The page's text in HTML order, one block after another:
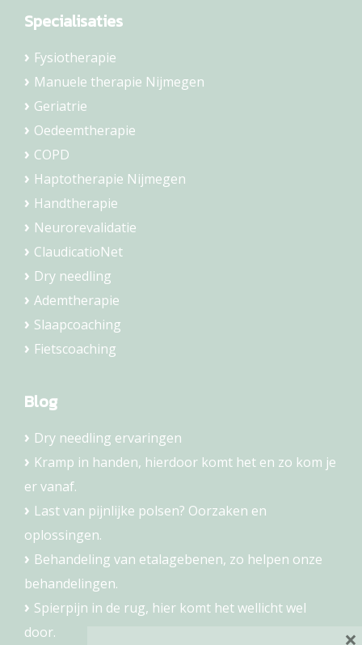
Specialisaties
Fysiotherapie
Manuele therapie Nijmegen
Geriatrie
Oedeemtherapie
COPD
Haptotherapie Nijmegen
Handtherapie
Neurorevalidatie
ClaudicatioNet
Dry needling
Ademtherapie
Slaapcoaching
Fietscoaching
Blog
Dry needling ervaringen
Kramp in handen, hierdoor komt het en zo kom je
er vanaf.
Last van pijnlijke polsen? Oorzaken en
oplossingen.
Behandeling van etalagebenen, zo helpen onze
behandelingen.
Spierpijn in de rug, hier komt het wellicht wel
door.